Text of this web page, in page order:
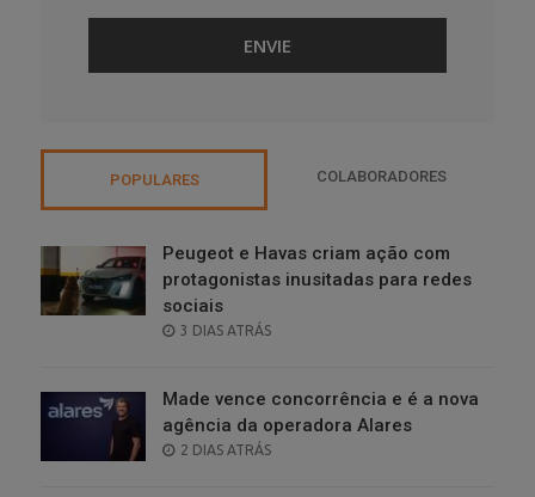
POPULARES COLABORADORES
Peugeot e Havas criam ação com
protagonistas inusitadas para redes
sociais
POSTED
3 DIAS ATRÁS
Made vence concorrência e é a nova
agência da operadora Alares
POSTED
2 DIAS ATRÁS